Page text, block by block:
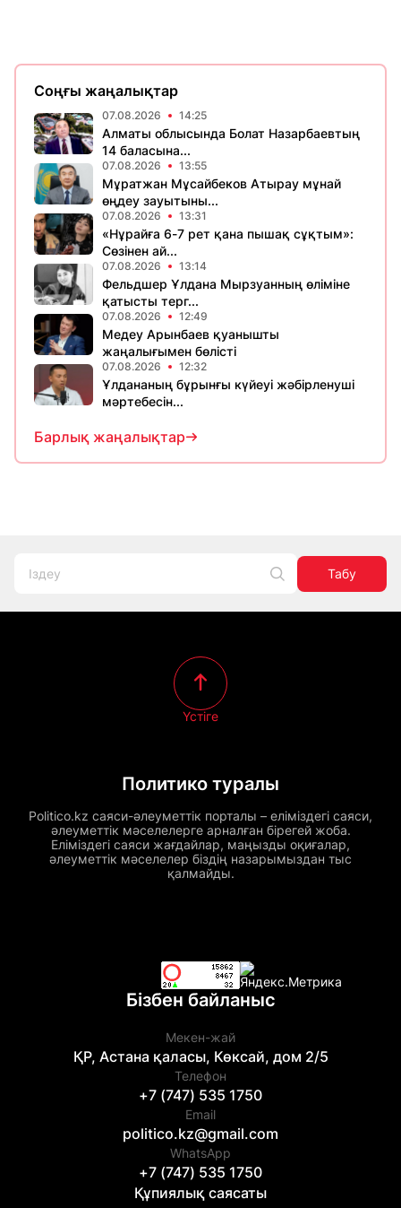
Соңғы жаңалықтар
07.08.2026 14:25
Алматы облысында Болат Назарбаевтың
14 баласына...
07.08.2026 13:55
Мұратжан Мұсайбеков Атырау мұнай
өңдеу зауытыны...
07.08.2026 13:31
«Нұрайға 6-7 рет қана пышақ сұқтым»:
Сөзінен ай...
07.08.2026 13:14
Фельдшер Ұлдана Мырзуанның өліміне
қатысты терг...
07.08.2026 12:49
Медеу Арынбаев қуанышты
жаңалығымен бөлісті
07.08.2026 12:32
Ұлдананың бұрынғы күйеуі жәбірленуші
мәртебесін...
Барлық жаңалықтар
Табу
Политико туралы
Politico.kz саяси-әлеуметтік порталы – еліміздегі саяси,
әлеуметтік мәселелерге арналған бірегей жоба.
Еліміздегі саяси жағдайлар, маңызды оқиғалар,
әлеуметтік мәселелер біздің назарымыздан тыс
қалмайды.
Үстіге
Бізбен байланыс
Мекен-жай
ҚР, Астана қаласы, Көксай, дом 2/5
Телефон
+7 (747) 535 1750
Email
politico.kz@gmail.com
WhatsApp
+7 (747) 535 1750
Құпиялық саясаты